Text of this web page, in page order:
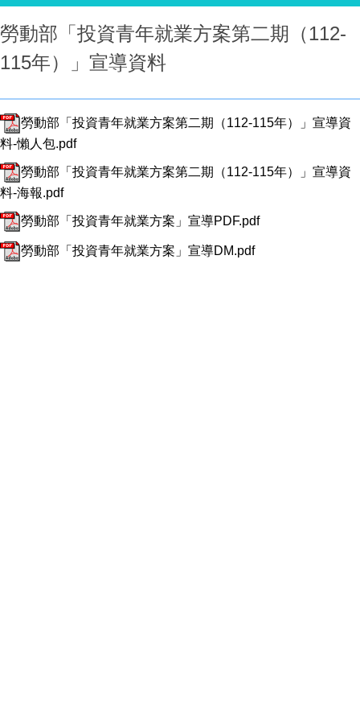
勞動部「投資青年就業方案第二期（112-
115年）」宣導資料
勞動部「投資青年就業方案第二期（112-115年）」宣導資
料-懶人包.pdf
勞動部「投資青年就業方案第二期（112-115年）」宣導資
料-海報.pdf
勞動部「投資青年就業方案」宣導PDF.pdf
勞動部「投資青年就業方案」宣導DM.pdf